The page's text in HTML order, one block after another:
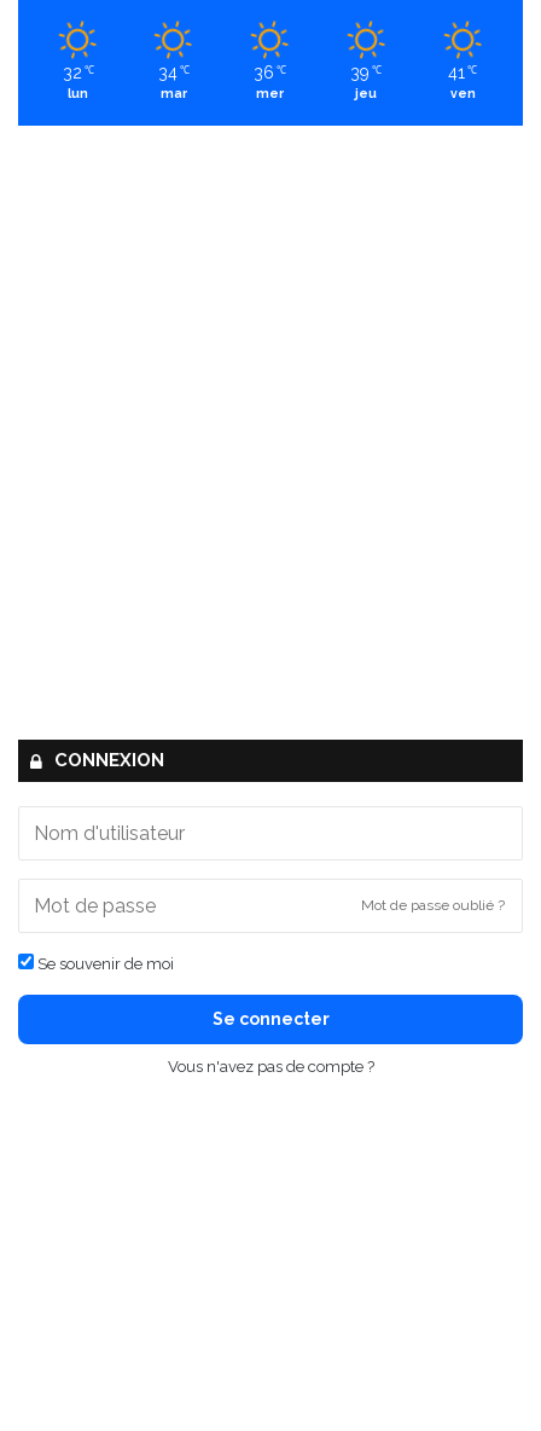
32 ℃
lun
34 ℃
mar
36 ℃
mer
39 ℃
jeu
41 ℃
ven
CONNEXION
Mot de passe oublié ?
Se souvenir de moi
Se connecter
Vous n'avez pas de compte ?